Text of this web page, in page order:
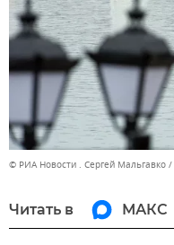
© РИА Новости . Сергей Мальгавко
Читать в МАКС